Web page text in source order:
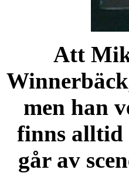
Att
men han
finns alltid
går av